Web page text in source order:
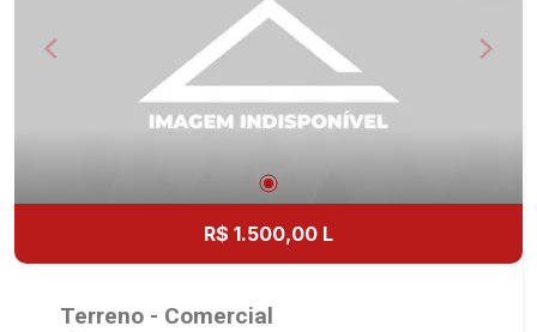
R$ 1.500,00 L
Terreno - Comercial